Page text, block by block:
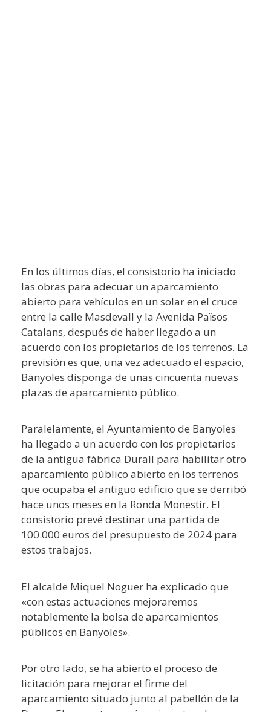
En los últimos días, el consistorio ha iniciado
las obras para adecuar un aparcamiento
abierto para vehículos en un solar en el cruce
entre la calle Masdevall y la Avenida Països
Catalans, después de haber llegado a un
acuerdo con los propietarios de los terrenos. La
previsión es que, una vez adecuado el espacio,
Banyoles disponga de unas cincuenta nuevas
plazas de aparcamiento público.
Paralelamente, el Ayuntamiento de Banyoles
ha llegado a un acuerdo con los propietarios
de la antigua fábrica Durall para habilitar otro
aparcamiento público abierto en los terrenos
que ocupaba el antiguo edificio que se derribó
hace unos meses en la Ronda Monestir. El
consistorio prevé destinar una partida de
100.000 euros del presupuesto de 2024 para
estos trabajos.
El alcalde Miquel Noguer ha explicado que
«con estas actuaciones mejoraremos
notablemente la bolsa de aparcamientos
públicos en Banyoles».
Por otro lado, se ha abierto el proceso de
licitación para mejorar el firme del
aparcamiento situado junto al pabellón de la